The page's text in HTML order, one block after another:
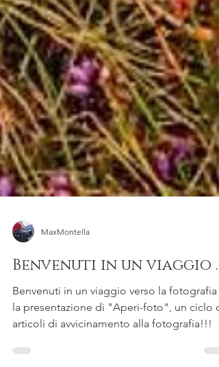
MaxMontella
Benvenuti in un viaggio ...
Benvenuti in un viaggio verso la fotografia è
la presentazione di "Aperi-foto", un ciclo di
articoli di avvicinamento alla fotografia!!!